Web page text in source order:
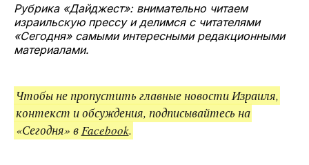
Рубрика «Дайджест»: внимательно читаем
израильскую прессу и делимся с читателями
«Сегодня» самыми интересными редакционными
материалами.
Чтобы не пропустить главные новости Израиля,
контекст и обсуждения, подписывайтесь на
«Сегодня» вFacebook.